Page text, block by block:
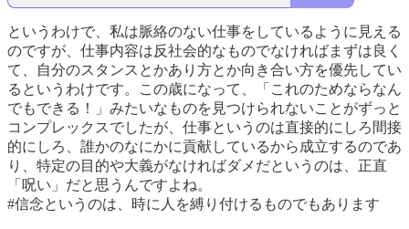
というわけで、私は脈絡のない仕事をしているように見える
のですが、仕事内容は反社会的なものでなければまずは良く
て、自分のスタンスとかあり方とか向き合い方を優先してい
るというわけです。この歳になって、「これのためならなん
でもできる！」みたいなものを見つけられないことがずっと
コンプレックスでしたが、仕事というのは直接的にしろ間接
的にしろ、誰かのなにかに貢献しているから成立するのであ
り、特定の目的や大義がなければダメだというのは、正直
「呪い」だと思うんですよね。
#信念というのは、時に人を縛り付けるものでもあります